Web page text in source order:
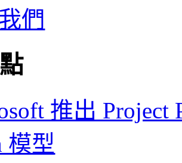
們
推出 Project
模型